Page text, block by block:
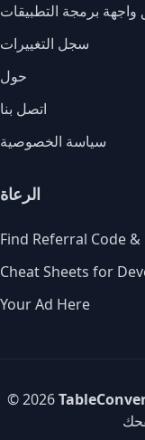
واجهة برمجة التطبيقات
سجل التغييرات
حول
اتصل بنا
سياسة الخصوصية
الرعاة
Find Referral Code &
Cheat Sheets for
Your Ad Here
© 2026